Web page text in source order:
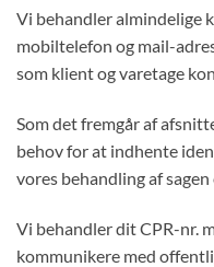
Vi behandler almindelige
mobiltelefon og mail-
som klient og varetage
Som det fremgår af
behov for at indhente
vores behandling af
Vi behandler dit CPR-nr.
kommunikere med